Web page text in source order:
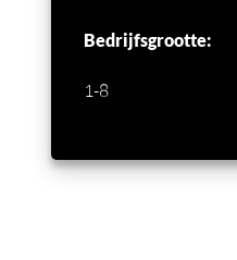
Bedrijfsgrootte:
1-8